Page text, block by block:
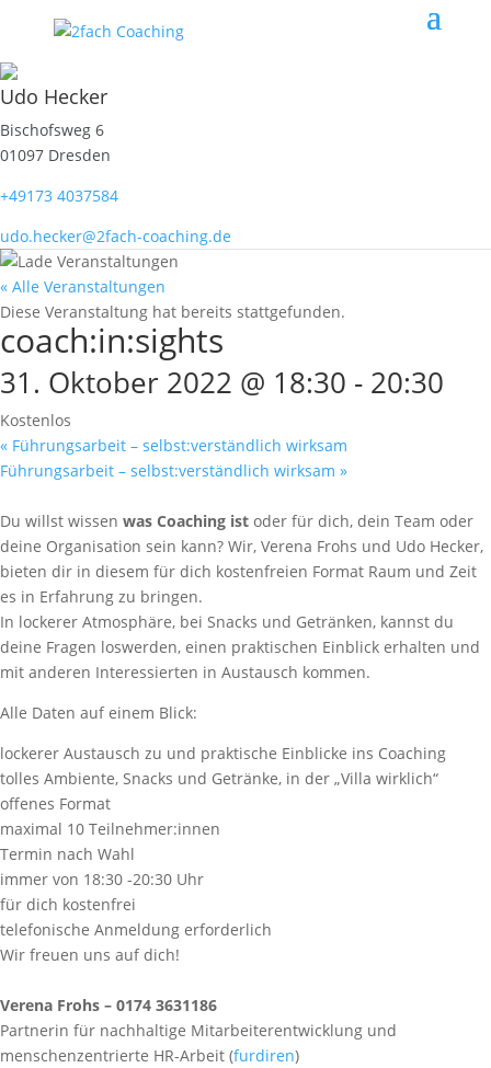
Udo Hecker
Bischofsweg 6
01097 Dresden
+49173 4037584
udo.hecker@2fach-coaching.de
« Alle Veranstaltungen
Diese Veranstaltung hat bereits stattgefunden.
coach:in:sights
31. Oktober 2022 @ 18:30 - 20:30
Kostenlos
« Führungsarbeit – selbst:verständlich wirksam
Führungsarbeit – selbst:verständlich wirksam »
Du willst wissen was Coaching ist oder für dich, dein Team oder
deine Organisation sein kann? Wir, Verena Frohs und Udo Hecker,
bieten dir in diesem für dich kostenfreien Format Raum und Zeit
es in Erfahrung zu bringen.
In lockerer Atmosphäre, bei Snacks und Getränken, kannst du
deine Fragen loswerden, einen praktischen Einblick erhalten und
mit anderen Interessierten in Austausch kommen.
Alle Daten auf einem Blick:
lockerer Austausch zu und praktische Einblicke ins Coaching
tolles Ambiente, Snacks und Getränke, in der „Villa wirklich“
offenes Format
maximal 10 Teilnehmer:innen
Termin nach Wahl
immer von 18:30 -20:30 Uhr
für dich kostenfrei
telefonische Anmeldung erforderlich
Wir freuen uns auf dich!
Verena Frohs – 0174 3631186
Partnerin für nachhaltige Mitarbeiterentwicklung und
menschenzentrierte HR-Arbeit (furdiren)